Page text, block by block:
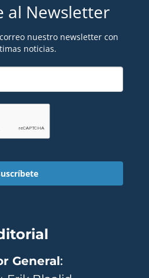
al Newsletter
nuestro newsletter con
noticias.
General: